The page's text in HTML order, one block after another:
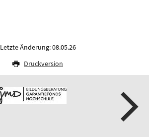
Letzte Änderung: 08.05.26
Druckversion